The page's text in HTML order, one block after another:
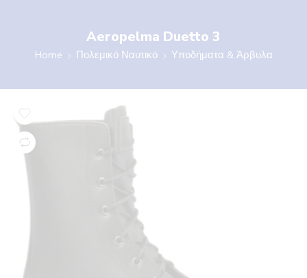
Aeropelma Duetto 3
Home Πολεμικό Ναυτικό Υποδήματα & Άρβυλα